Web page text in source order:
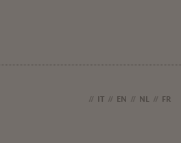
// IT // EN // NL // FR